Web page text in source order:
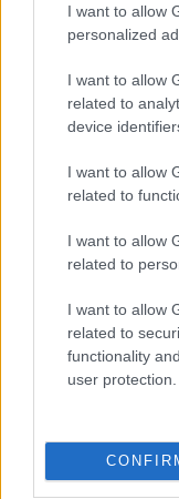
I want to allow
personalized
I want to allow
related to
device
I want to allow
related to
I want to allow
related to
I want to allow
related to
functionality
user protection.
το